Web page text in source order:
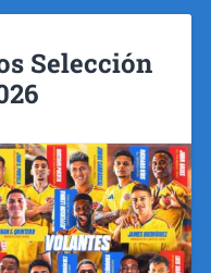
Selección